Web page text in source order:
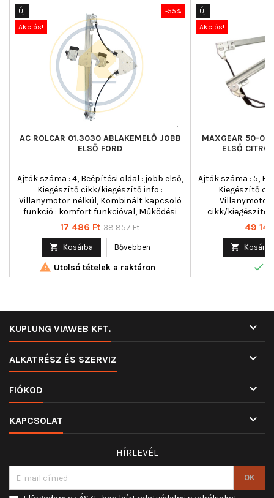
-55%
Új
Akciós!
AC ROLCAR 01.3030 ABLAKEMELŐ JOBB
ELSŐ FORD
Ajtók száma : 4, Beépítési oldal : jobb első,
Kiegészítő cikk/kiegészítő info :
Villanymotor nélkül, Kombinált kapcsoló
funkció : komfort funkcióval, Működési
mód : elektromos, Tömeg [kg] : 0,874
Ár
17 486 Ft Normál
38 857 Ft
 Kosárba Bővebben
 Utolsó tételek a raktáron
Új
Akciós!
MAXGEAR 50-
ELSŐ
Ajtók száma : 5,
Kiegészítő
Villanymotor
cikk/kiegészítő
Működési
cikkszám
Ár
49 141
 Kosárba

KUPLUNG VIAWEB KFT. 
ALKATRÉSZ ÉS SZERVIZ 
FIÓKOD 
KAPCSOLAT 
HÍRLEVÉL